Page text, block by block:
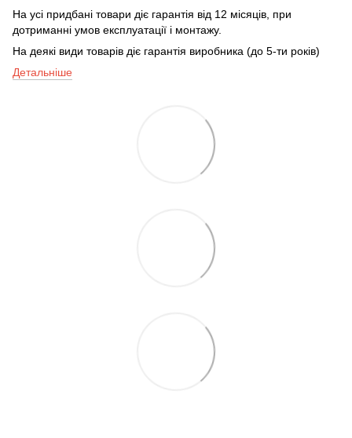
На усі придбані товари діє гарантія від 12 місяців, при
дотриманні умов експлуатації і монтажу.
На деякі види товарів діє гарантія виробника (до 5-ти років)
Детальніше